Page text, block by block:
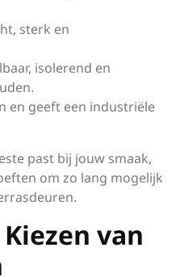
sterk en
isolerend en
en geeft een industriële
past bij jouw smaak,
om zo lang mogelijk
van